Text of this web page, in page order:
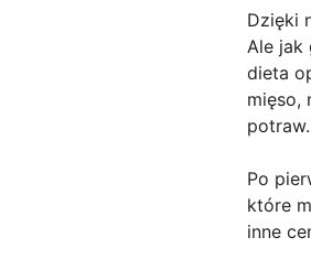
Dzięki
Ale jak
dieta
mięso,
Po
które
inne